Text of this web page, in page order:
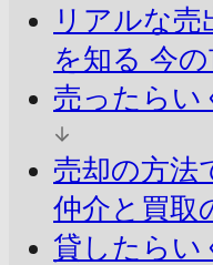
リアルな売
を知る 今
売ったらい
売却の方法
仲介と買取
貸したらい